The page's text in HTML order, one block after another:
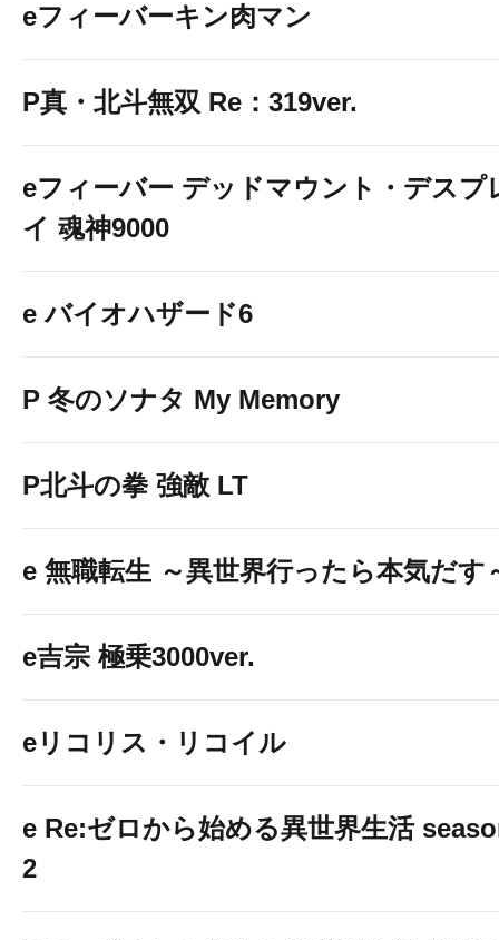
eフィーバーキン肉マン
P真・北斗無双 Re：319ver.
eフィーバー デッドマウント・デスプ
イ 魂神9000
e バイオハザード6
P 冬のソナタ My Memory
P北斗の拳 強敵 LT
e 無職転生 ～異世界行ったら本気だす
e吉宗 極乗3000ver.
eリコリス・リコイル
e Re:ゼロから始める異世界生活
2